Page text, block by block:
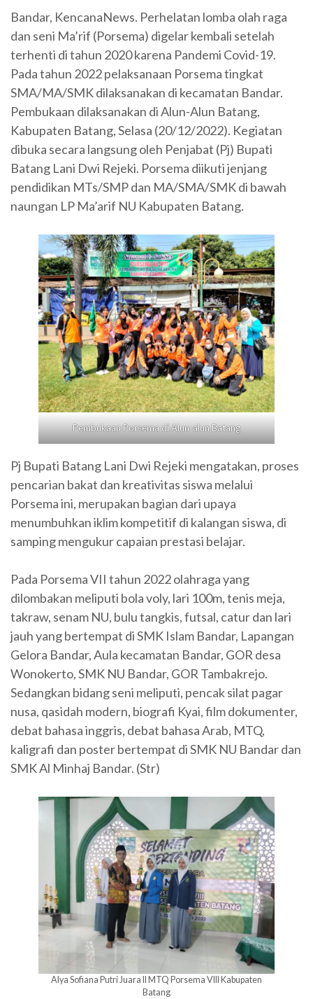
Bandar, KencanaNews. Perhelatan lomba olah raga
dan seni Ma’rif (Porsema) digelar kembali setelah
terhenti di tahun 2020 karena Pandemi Covid-19.
Pada tahun 2022 pelaksanaan Porsema tingkat
SMA/MA/SMK dilaksanakan di kecamatan Bandar.
Pembukaan dilaksanakan di Alun-Alun Batang,
Kabupaten Batang, Selasa (20/12/2022). Kegiatan
dibuka secara langsung oleh Penjabat (Pj) Bupati
Batang Lani Dwi Rejeki. Porsema diikuti jenjang
pendidikan MTs/SMP dan MA/SMA/SMK di bawah
naungan LP Ma’arif NU Kabupaten Batang.
Pembukaan Porsema di Alun-alun Batang
Pj Bupati Batang Lani Dwi Rejeki mengatakan, proses
pencarian bakat dan kreativitas siswa melalui
Porsema ini, merupakan bagian dari upaya
menumbuhkan iklim kompetitif di kalangan siswa, di
samping mengukur capaian prestasi belajar.
Pada Porsema VII tahun 2022 olahraga yang
dilombakan meliputi bola voly, lari 100m, tenis meja,
takraw, senam NU, bulu tangkis, futsal, catur dan lari
jauh yang bertempat di SMK Islam Bandar, Lapangan
Gelora Bandar, Aula kecamatan Bandar, GOR desa
Wonokerto, SMK NU Bandar, GOR Tambakrejo.
Sedangkan bidang seni meliputi, pencak silat pagar
nusa, qasidah modern, biografi Kyai, film dokumenter,
debat bahasa inggris, debat bahasa Arab, MTQ,
kaligrafi dan poster bertempat di SMK NU Bandar dan
SMK Al Minhaj Bandar. (Str)
Alya Sofiana Putri Juara II MTQ Porsema VIII Kabupaten
Batang